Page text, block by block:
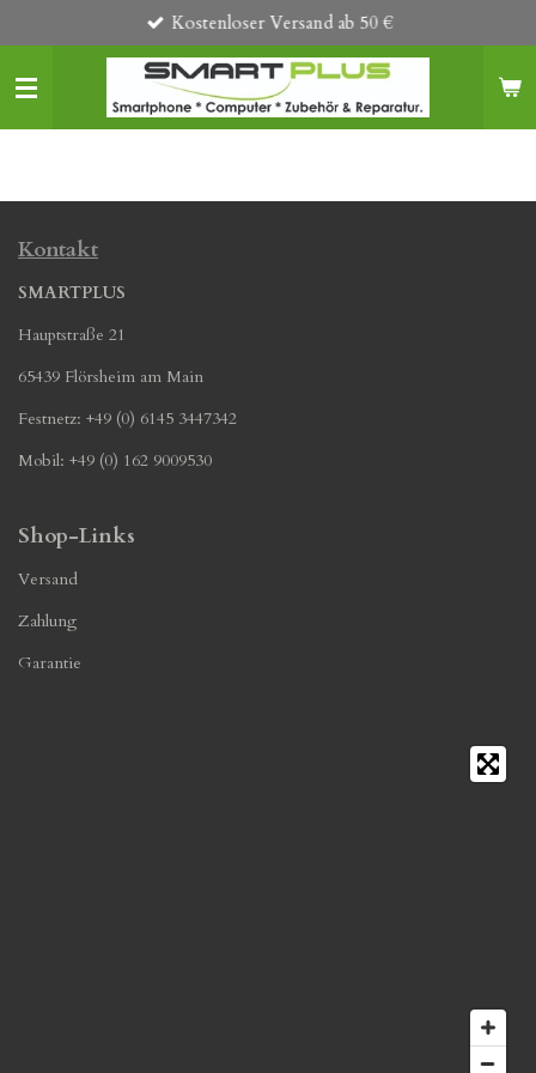
Hauptinhalt
springen
Kostenloser Versand ab 50 €
Kontakt
SMARTPLUS
Hauptstraße 21
65439 Flörsheim am Main
Festnetz: +49 (0) 6145 3447342
Mobil: +49 (0) 162 9009530
Shop-Links
Versand
Zahlung
Garantie